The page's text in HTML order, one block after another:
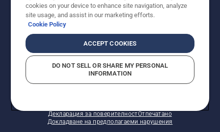
© Husqvarna AB (публ). Всички права запазени.
Декларация за поверителностОтпечатано
Докладване на предполагаеми нарушения
cookies on your device to enhance site navigation, analyze
site usage, and assist in our marketing efforts.
Cookie Policy
ACCEPT COOKIES
DO NOT SELL OR SHARE MY PERSONAL
INFORMATION